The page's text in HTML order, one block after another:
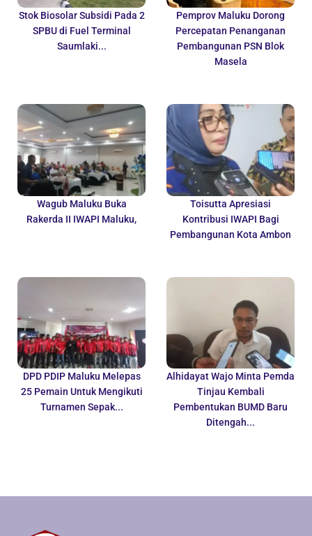
Stok Biosolar Subsidi Pada 2
SPBU di Fuel Terminal
Saumlaki...
Pemprov Maluku Dorong
Percepatan Penanganan
Pembangunan PSN Blok
Masela
Wagub Maluku Buka
Rakerda II IWAPI Maluku,
Toisutta Apresiasi
Kontribusi IWAPI Bagi
Pembangunan Kota Ambon
DPD PDIP Maluku Melepas
25 Pemain Untuk Mengikuti
Turnamen Sepak...
Alhidayat Wajo Minta Pemda
Tinjau Kembali
Pembentukan BUMD Baru
Ditengah...